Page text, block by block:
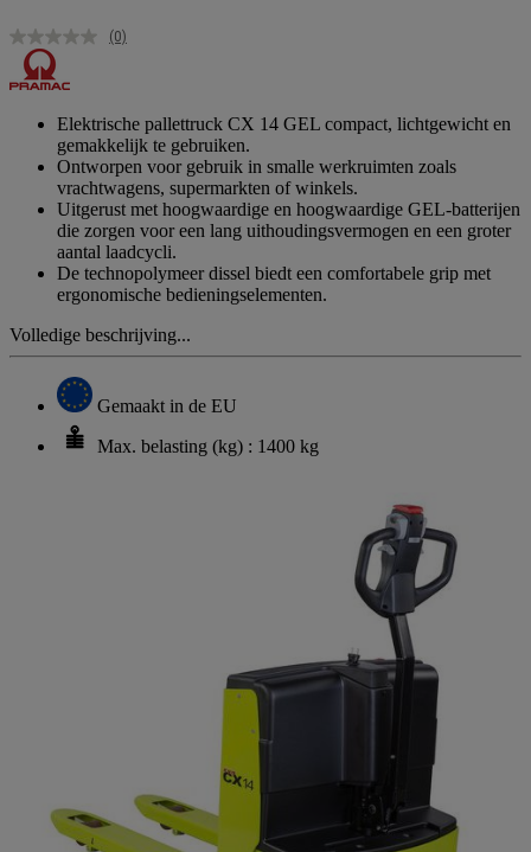
Geen
(0)
Elektrische pallettruck CX 14 GEL compact, lichtgewicht en
gemakkelijk te gebruiken.
Ontworpen voor gebruik in smalle werkruimten zoals
vrachtwagens, supermarkten of winkels.
Uitgerust met hoogwaardige en hoogwaardige GEL-batterijen
die zorgen voor een lang uithoudingsvermogen en een groter
aantal laadcycli.
De technopolymeer dissel biedt een comfortabele grip met
ergonomische bedieningselementen.
Volledige beschrijving...
Gemaakt in de EU
Max. belasting (kg) : 1400 kg